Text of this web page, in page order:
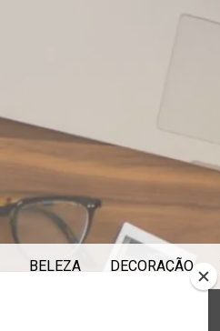
BELEZA DECORAÇÃO